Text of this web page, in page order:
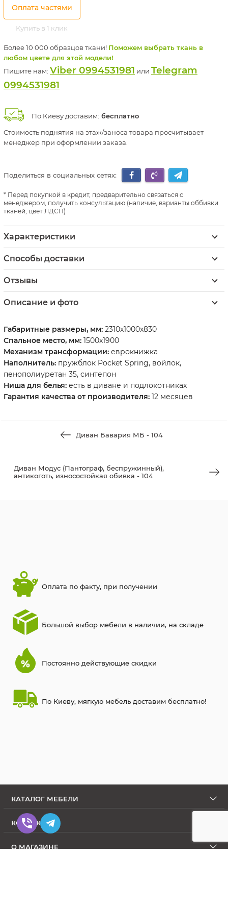
Оплата частями
Купить в 1 клик
Более 10 000 образцов ткани! Поможем выбрать ткань в
любом цвете для этой модели!
Пишите нам: Viber 0994531981 или Telegram
0994531981
По Киеву доставим: бесплатно
Стоимость поднятия на этаж/заноса товара просчитывает
менеджер при оформлении заказа.
Поделиться в социальных сетях:
Перед покупкой в кредит, предварительно связаться с
менеджером, получить консультацию (наличие, варианты оббивки
тканей, цвет ЛДСП)
Характеристики
Способы доставки
Отзывы
Описание и фото
Габаритные размеры, мм: 2310х1000х830
Спальное место, мм: 1500х1900
Механизм трансформации: еврокнижка
Наполнитель: пружблок Pocket Spring, войлок,
пенополиуретан 35, синтепон
Ниша для белья: есть в диване и подлокотниках
Гарантия качества от производителя: 12 месяцев
Диван Бавария МБ - 104
Диван Модус (Пантограф, беспружинный),
антикоготь, износостойкая обивка - 104
Оплата по факту, при получении
Большой выбор мебели в наличии, на складе
Постоянно действующие скидки
По Киеву, мягкую мебель доставим бесплатно!
КАТАЛОГ МЕБЕЛИ
КОНТАКТЫ
О МАГАЗИНЕ